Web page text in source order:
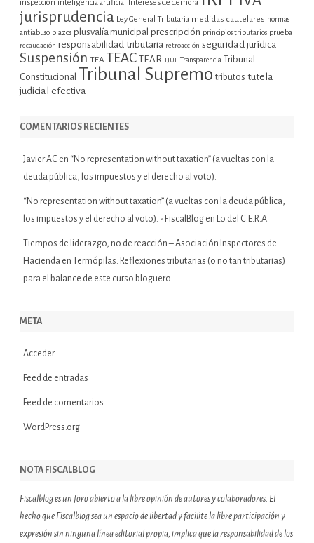
inspección inteligencia artificial Intereses de demora
jurisprudencia Ley General Tributaria medidas cautelares normas
antiabuso plazos plusvalía municipal prescripción principios tributarios prueba
recaudación responsabilidad tributaria retroacción seguridad jurídica
Suspensión TEA TEAC TEAR TJUE Transparencia Tribunal
Constitucional Tribunal Supremo tributos tutela
judicial efectiva
COMENTARIOS RECIENTES
Javier AC en “No representation without taxation” (a vueltas con la
deuda pública, los impuestos y el derecho al voto).
“No representation without taxation” (a vueltas con la deuda pública,
los impuestos y el derecho al voto). - FiscalBlog en Lo del C.E.R.A.
Tiempos de liderazgo, no de reacción – Asociación Inspectores de
Hacienda en
Termópilas. Reflexiones tributarias (o no tan tributarias)
para el balance de este curso bloguero
META
Acceder
Feed de entradas
Feed de comentarios
WordPress.org
NOTA FISCALBLOG
Fiscalblog es un foro abierto a la libre opinión de autores y colaboradores. El
hecho que Fiscalblog sea un espacio de libertad y facilite la libre participación y
expresión sin ninguna línea editorial propia, implica que la responsabilidad de los